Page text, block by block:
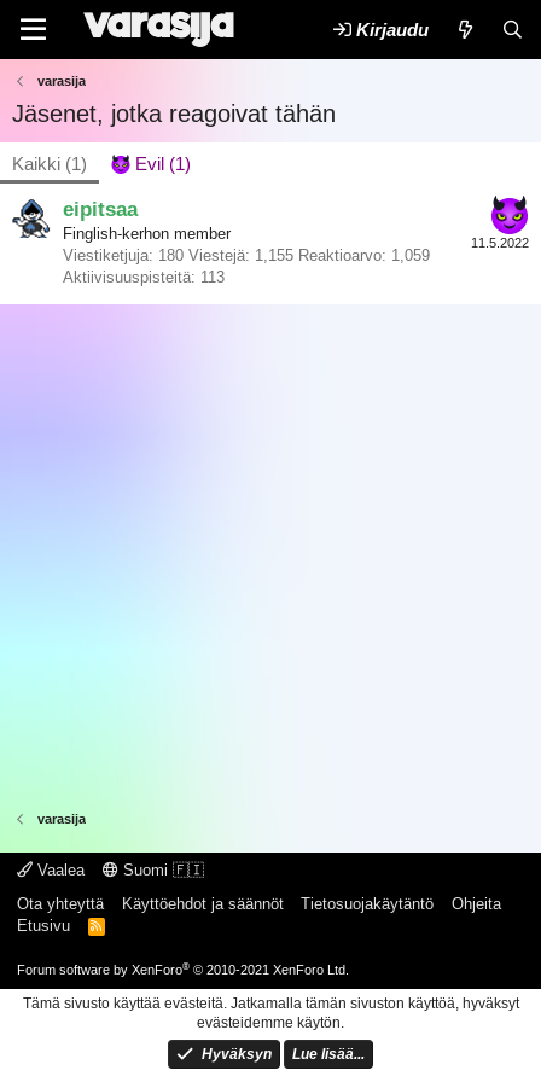
Kirjaudu
varasija
Jäsenet, jotka reagoivat tähän
Kaikki (1) Evil (1)
11.5.2022
eipitsaa
Finglish-kerhon member
Viestiketjuja 180 Viestejä 1,155 Reaktioarvo 1,059
Aktiivisuuspisteitä 113
varasija
Vaalea
Suomi 🇫🇮
Ota yhteyttä
Käyttöehdot ja säännöt Tietosuojakäytäntö
Ohjeita
Etusivu
R
Forum software by XenForo® © 2010-2021 XenForo Ltd.
Tämä sivusto käyttää evästeitä. Jatkamalla tämän sivuston käyttöä, hyväksyt
evästeidemme käytön.
Hyväksyn
Lue lisää...